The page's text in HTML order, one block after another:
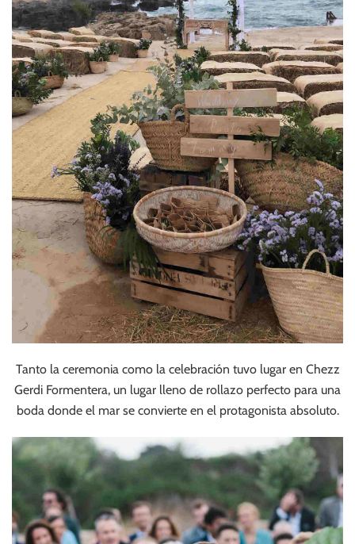
Tanto la ceremonia como la celebración tuvo lugar en Chezz
Gerdi Formentera, un lugar lleno de rollazo perfecto para una
boda donde el mar se convierte en el protagonista absoluto.